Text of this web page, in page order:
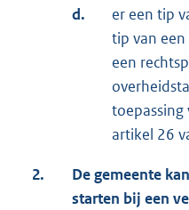
d.
er een tip
tip van
een
toepassing
artikel 26
2.
De gemeente
starten bij een